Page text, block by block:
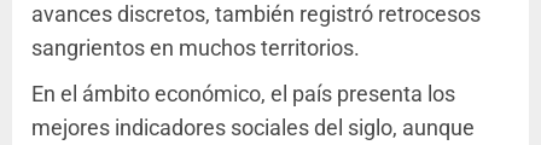
avances discretos, también registró retrocesos
sangrientos en muchos territorios.
En el ámbito económico, el país presenta los
mejores indicadores sociales del siglo, aunque